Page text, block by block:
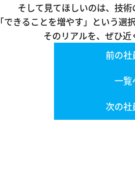
そして見てほしいのは、技術
「できることを増やす」という選
そのリアルを、ぜひ
前の社
一覧
次の社